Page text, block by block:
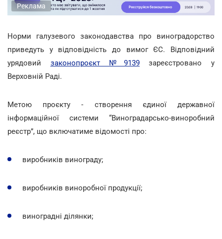
Реклама
Норми галузевого законодавства про виноградорство
приведуть у відповідність до вимог ЄС. Відповідний
урядовий законопроєкт №9139зареєстровано у
Верховній Раді.
Метою проєкту - створення єдиної державної
інформаційної системи “Виноградарсько-виноробний
реєстр”, що включатиме відомості про:
виробників винограду;
виробників виноробної продукції;
виноградні ділянки;